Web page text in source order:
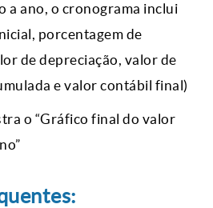
a ano, o cronograma inclui
porcentagem de
de depreciação, valor de
e valor contábil final)
o “Gráfico final do valor